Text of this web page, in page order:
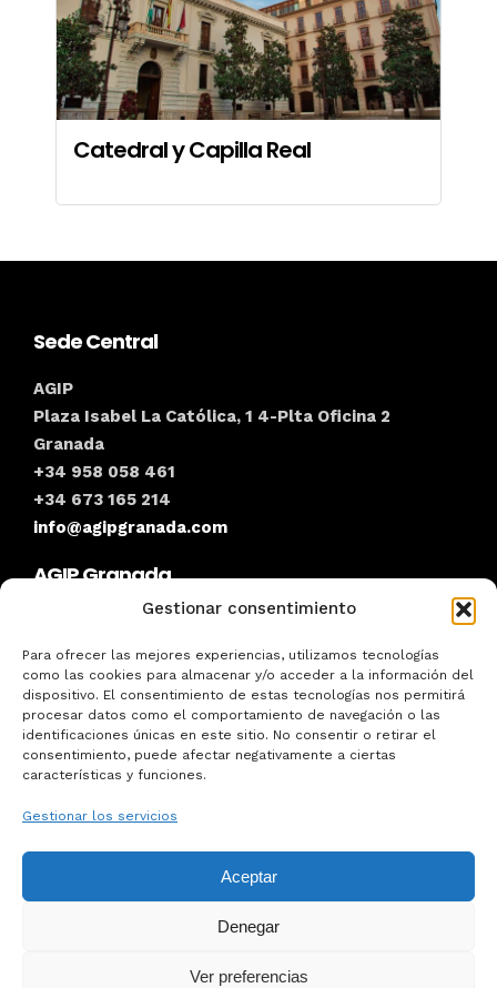
Gestionar consentimiento
Para ofrecer las mejores experiencias, utilizamos tecnologías
como las cookies para almacenar y/o acceder a la información del
dispositivo. El consentimiento de estas tecnologías nos permitirá
procesar datos como el comportamiento de navegación o las
identificaciones únicas en este sitio. No consentir o retirar el
consentimiento, puede afectar negativamente a ciertas
características y funciones.
Gestionar los servicios
Aceptar
Denegar
Ver preferencias
Catedral y Capilla Real
Sede Central
AGIP
Plaza Isabel La Católica, 1 4-Plta Oficina 2
Granada
+34 958 058 461
+34 673 165 214
info@agipgranada.com
AGIP Granada
Asociación de Guías Intérpretes del Patrimonio de
Granada. info@agipgranada.com